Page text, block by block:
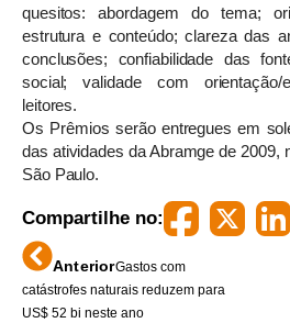
quesitos: abordagem do tema;
estrutura e conteúdo; clareza das
conclusões; confiabilidade das
social; validade com orientação/
leitores.
Os Prêmios serão entregues em
das atividades da Abramge de 2009,
São Paulo.
Compartilhe no:
AnteriorGastos com
catástrofes naturais reduzem para
US$ 52 bi neste ano